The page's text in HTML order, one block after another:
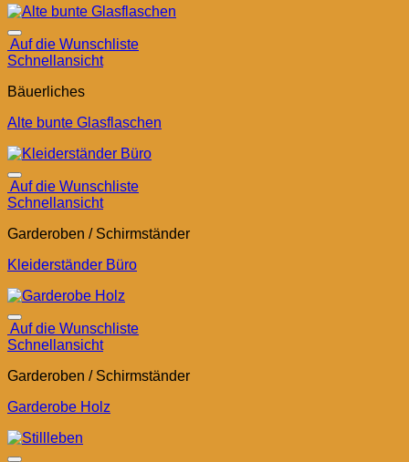
Auf die Wunschliste
Schnellansicht
Bäuerliches
Alte bunte Glasflaschen
Auf die Wunschliste
Schnellansicht
Garderoben / Schirmständer
Kleiderständer Büro
Auf die Wunschliste
Schnellansicht
Garderoben / Schirmständer
Garderobe Holz